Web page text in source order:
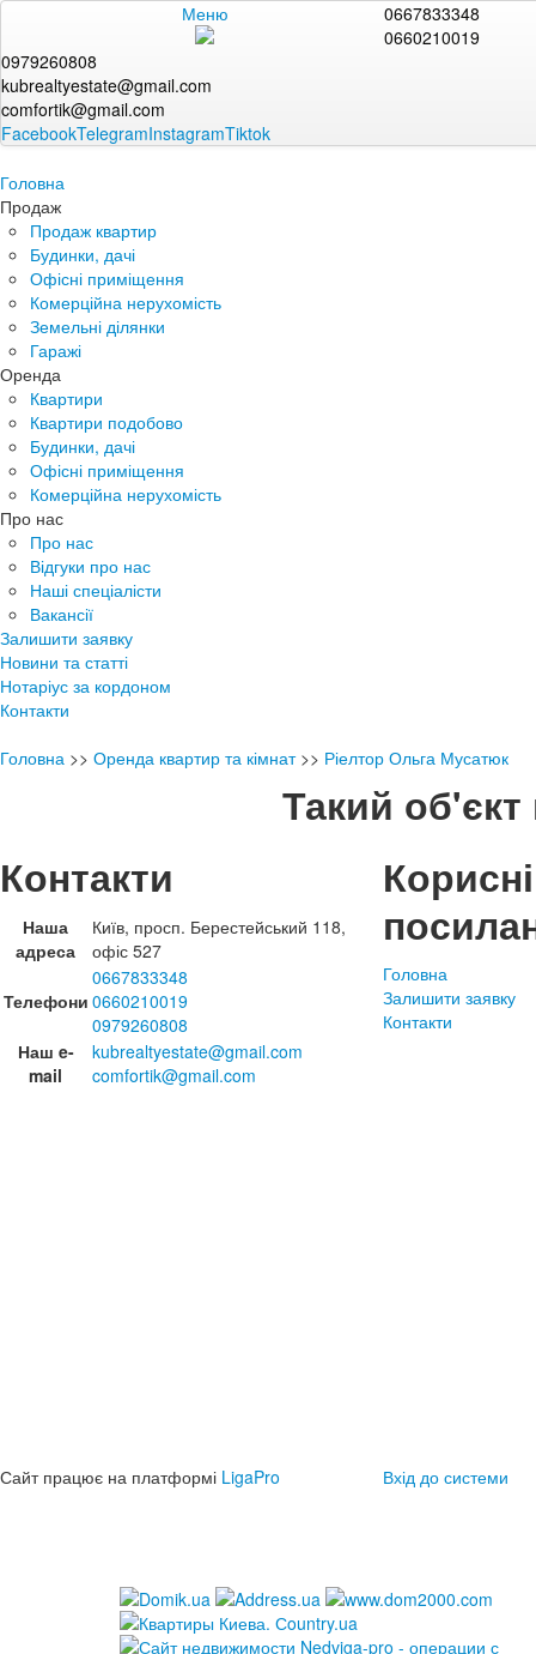
Меню
0667833348
0660210019
0979260808
kubrealtyestate@gmail.com
comfortik@gmail.com
FacebookTelegramInstagramTiktok
Головна
Продаж
Продаж квартир
Будинки, дачі
Офісні приміщення
Комерційна нерухомість
Земельні ділянки
Гаражі
Оренда
Квартири
Квартири подобово
Будинки, дачі
Офісні приміщення
Комерційна нерухомість
Про нас
Про нас
Відгуки про нас
Наші спеціалісти
Вакансії
Залишити заявку
Новини та статті
Нотаріус за кордоном
Контакти
Головна >> Оренда квартир та кімнат>> Ріелтор Ольга Мусатюк
Такий об'єкт
Контакти
Наша
адреса
Київ, просп. Берестейський 118,
офіс 527
Телефони
0667833348
0660210019
0979260808
Наш e-
mail
kubrealtyestate@gmail.com
comfortik@gmail.com
Корисні
Головна
Залишити заявку
Контакти
Сайт працює на платформі LigaPro Вхід до системи